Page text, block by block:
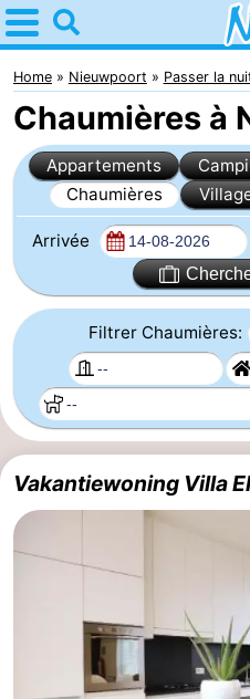
Home
Nieuwpoort
Astuces
Avec
les
enfants
Passer
la
nuit
Appartements
-
Holiday
Suites
Nieuwpoort
Holiday
Suites
Westende
Campings
Chambre
d'hôtes
Chaumières
Nieuwpoort
Oostduinkerke
Home Nieuwpoort Passer la
Chaumières à
Appartements
Chaumières
Arrivée
Filtrer Chaumières:
Vakantiewoning Villa